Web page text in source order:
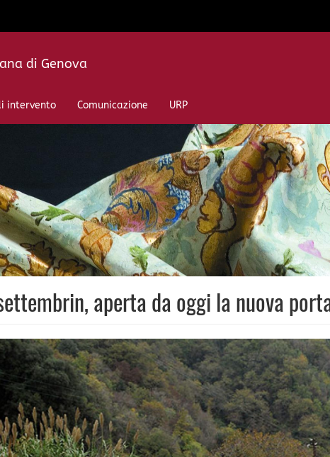
di Genova
intervento Comunicazione URP
aperta da oggi la nuova